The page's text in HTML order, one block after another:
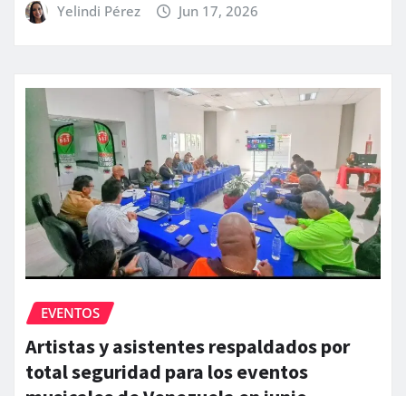
Yelindi Pérez Jun 17, 2026
EVENTOS
Artistas y asistentes respaldados por
total seguridad para los eventos